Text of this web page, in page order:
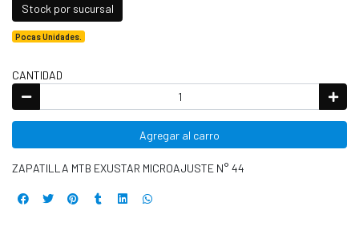
Stock por sucursal
Pocas Unidades.
CANTIDAD
Agregar al carro
ZAPATILLA MTB EXUSTAR MICROAJUSTE N° 44